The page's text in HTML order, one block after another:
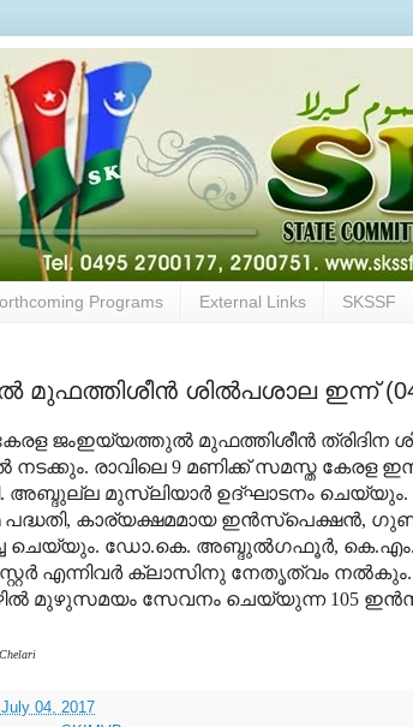
Programs External Links SKSSF
ശില്‍പശാല ഇന്ന്
ജംഇയ്യത്തുല്‍ മുഫത്തിശീന്‍ ത്രിദിന
നടക്കും. രാവിലെ 9 മണിക്ക് സമസ്ത
അബ്ദുല്ല മുസ്‌ലിയാര്‍ ഉദ്ഘാടനം
കാര്യക്ഷമമായ ഇന്‍സ്‌പെക്ഷന്‍,
ചെയ്യും. ഡോ.കെ. അബ്ദുല്‍ഗഫൂര്‍, കെ.എം.
എന്നിവര്‍ ക്ലാസിനു നേതൃത്വം
മുഴുസമയം സേവനം ചെയ്യുന്ന 105
04, 2017